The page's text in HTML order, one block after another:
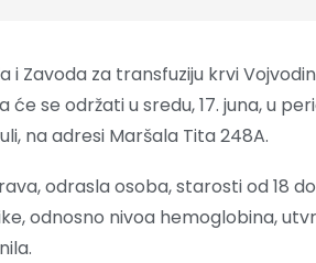
i Zavoda za transfuziju krvi
se održati u sredu, 17. juna, u
na adresi Maršala Tita 248A.
odrasla osoba, starosti od 18
odnosno nivoa hemoglobina,